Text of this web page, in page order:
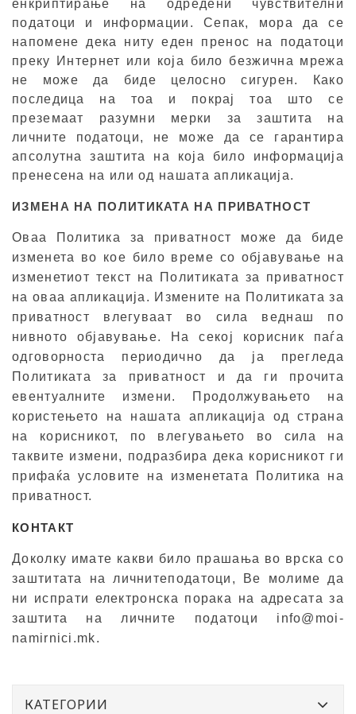
енкриптирање на одредени чувствителни
податоци и информации. Сепак, мора да се
напомене дека ниту еден пренос на податоци
преку Интернет или која било безжична мрежа
не може да биде целосно сигурен. Како
последица на тоа и покрај тоа што се
преземаат разумни мерки за заштита на
личните податоци, не може да се гарантира
апсолутна заштита на која било информација
пренесена на или од нашата апликација.
ИЗМЕНА НА ПОЛИТИКАТА НА ПРИВАТНОСТ
Оваа Политика за приватност може да биде
изменета во кое било време со објавување на
изменетиот текст на Политиката за приватност
на оваа апликација. Измените на Политиката за
приватност влегуваат во сила веднаш по
нивното објавување. На секој корисник паѓа
одговорноста периодично да ја прегледа
Политиката за приватност и да ги прочита
евентуалните измени. Продолжувањето на
користењето на нашата апликација од страна
на корисникот, по влегувањето во сила на
таквите измени, подразбира дека корисникот ги
прифаќа условите на изменетата Политика на
приватност.
КОНТАКТ
Доколку имате какви било прашања во врска со
заштитата на личнитеподатоци, Ве молиме да
ни испрати електронска порака на адресата за
заштита на личните податоци info@moi-
namirnici.mk.
КАТЕГОРИИ